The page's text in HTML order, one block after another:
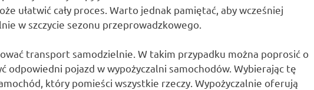
ułatwić cały proces. Warto jednak pamiętać, aby wcześniej
w szczycie sezonu przeprowadzkowego.
transport samodzielnie. W takim przypadku można poprosić o
odpowiedni pojazd w wypożyczalni samochodów. Wybierając tę
który pomieści wszystkie rzeczy. Wypożyczalnie oferują